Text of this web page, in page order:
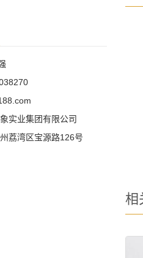
相
实业集团有限公司
荔湾区宝源路126号